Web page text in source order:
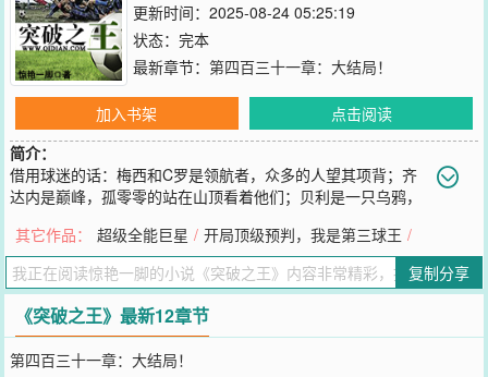
更新时间：2025-08-24 05:25:19
状态：完本
最新章节： 第四百三十一章：大结局！
加入书架
点击阅读
简介：
借用球迷的话：梅西和C罗是领航者，众多的人望其项背；齐
达内是巅峰，孤零零的站在山顶看着他们；贝利是一只乌鸦，
人，地球在他的脚下；唐绝是征服者，将他们创造的记录一一踩在脚
下。带着一部超级电脑，唐绝从公元3000年，穿越到公元2001年。站
在足球世界之巅，不是他的终极目标，他要将前人的辉煌记录，一一
改写在自己名下。突破是他最锐利的武器，强悍意志是他获胜的法
宝！--突破之王
您要是觉得《 突破之王 》还不错的话请不要忘记向您QQ群和微博微信
里的朋友推荐哦！
其它作品： 超级全能巨星 / 开局顶级预判，我是第三球王 /
复制分享
《突破之王》最新12章节
第四百三十一章：大结局！